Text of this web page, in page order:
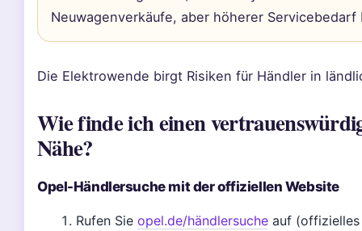
Neuwagenverkäufe, aber höherer
Die Elektrowende birgt Risiken für Händler in
Wie finde ich einen
Nähe?
Opel-Händlersuche mit der offiziellen Website
Rufen Sie opel.de/händlersuche auf